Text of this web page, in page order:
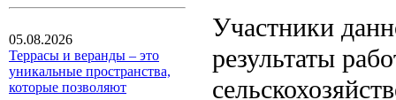
05.08.2026
Террасы и веранды – это
уникальные пространства,
которые позволяют
Участники
результаты